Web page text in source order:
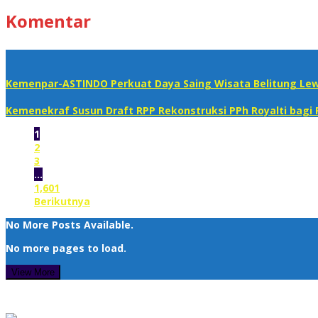
Komentar
Kemenpar-ASTINDO Perkuat Daya Saing Wisata Belitung
Kemenekraf Susun Draft RPP Rekonstruksi PPh Royalti bagi
1
2
3
…
1,601
Berikutnya
No More Posts Available.
No more pages to load.
View More